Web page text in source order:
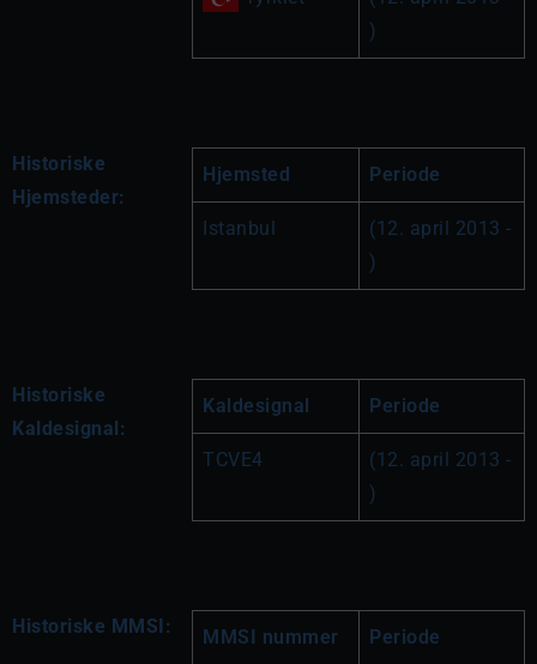
)
Historiske
Hjemsteder:
Hjemsted Periode
Istanbul
(12. april 2013 -
)
Historiske
Kaldesignal:
Kaldesignal Periode
TCVE4
(12. april 2013 -
)
Historiske MMSI: MMSI nummer Periode